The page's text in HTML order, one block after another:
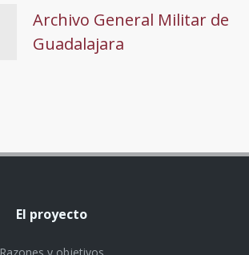
Archivo General Militar de
Guadalajara
El proyecto